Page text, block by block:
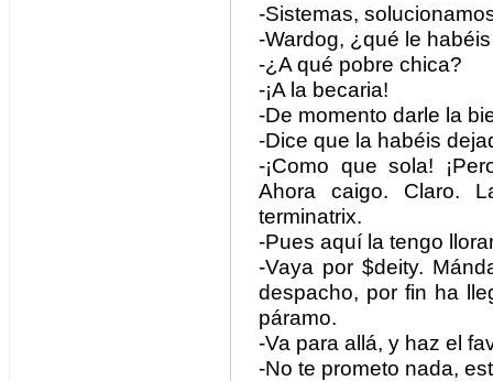
-Sistemas,
-Wardog, ¿qué le
-¿A qué pobre chica?
-¡A la becaria!
-De momento darle la
-Dice que la habéis
-¡Como que sola!
Ahora caigo. Claro.
terminatrix.
-Pues aquí la tengo
-Vaya por $deity.
despacho, por fin ha
páramo.
-Va para allá, y haz el
-No te prometo nada,